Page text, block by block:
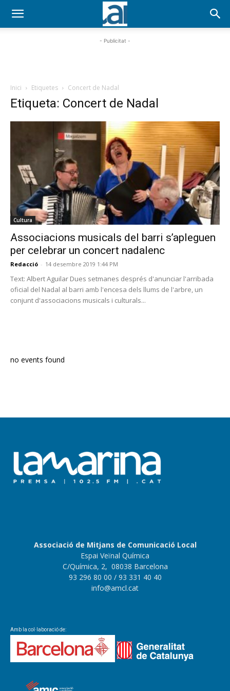
- Publicitat -
Inici Etiquetes Concert de Nadal
Etiqueta: Concert de Nadal
Cultura
Associacions musicals del barri s’apleguen
per celebrar un concert nadalenc
Redacció - 14 desembre 2019 1:44 PM
Text: Albert Aguilar Dues setmanes després d'anunciar l'arribada
oficial del Nadal al barri amb l'encesa dels llums de l'arbre, un
conjunt d'associacions musicals i culturals...
no events found
Associació de Mitjans de Comunicació Local
Espai Veïnal Química
C/Química, 2, 08038 Barcelona
93 296 80 00 / 93 331 40 40
info@amcl.cat
Amb la col·laboració de: